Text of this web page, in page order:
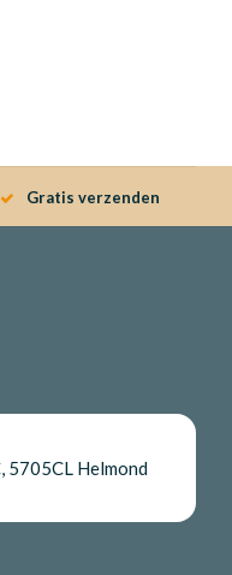
Gratis verzenden
5705CL Helmond